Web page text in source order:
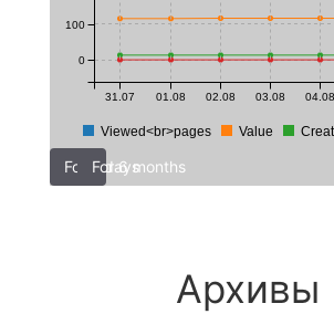
31.07 01.08 02.08 03.08 04.08
0
100
Viewed<br>pages Value
For 7 days
For 6 months
Архивы